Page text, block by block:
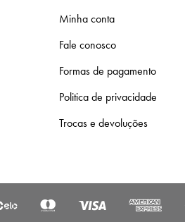
Minha conta
Fale conosco
Formas de pagamento
Politica de privacidade
Trocas e devoluções